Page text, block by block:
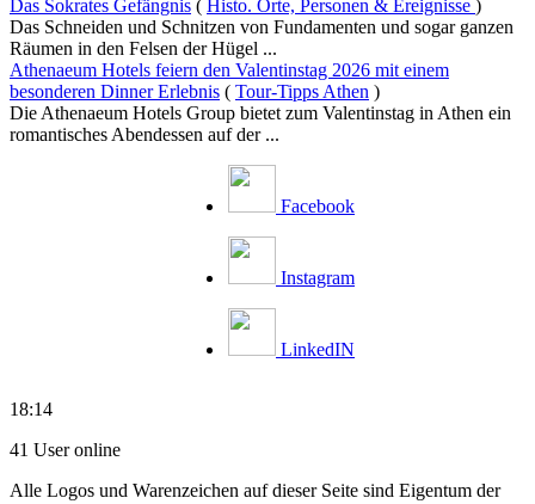
Das Sokrates Gefängnis ( Histo. Orte, Personen & Ereignisse )
Das Schneiden und Schnitzen von Fundamenten und sogar ganzen
Räumen in den Felsen der Hügel ...
Athenaeum Hotels feiern den Valentinstag 2026 mit einem
besonderen Dinner Erlebnis ( Tour-Tipps Athen )
Die Athenaeum Hotels Group bietet zum Valentinstag in Athen ein
romantisches Abendessen auf der ...
Facebook
Instagram
LinkedIN
18:14
41 User online
Alle Logos und Warenzeichen auf dieser Seite sind Eigentum der